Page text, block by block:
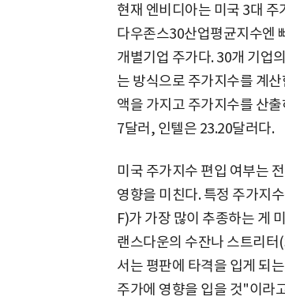
현재 엔비디아는 미국 3대
다우존스30산업평균지수엔
개별기업 주가다. 30개 기업
는 방식으로 주가지수를 계
액을 가지고 주가지수를 산
7달러, 인텔은 23.20달러다.
미국 주가지수 편입 여부는
영향을 미친다. 특정 주가지
F)가 가장 많이 추종하는 게
랜스다운의 수잔나 스트리
서는 평판에 타격을 입게 되
주가에 영향을 입을 것"이라